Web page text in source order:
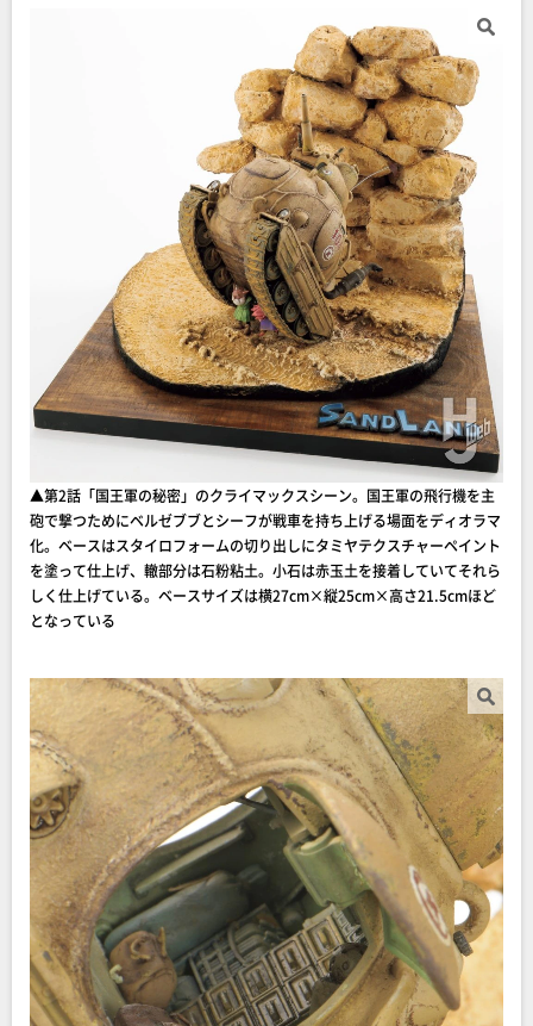
▲第2話「国王軍の秘密」のクライマックスシーン。国王軍の飛行機を主
砲で撃つためにベルゼブブとシーフが戦車を持ち上げる場面をディオラマ
化。ベースはスタイロフォームの切り出しにタミヤテクスチャーペイント
を塗って仕上げ、轍部分は石粉粘土。小石は赤玉土を接着していてそれら
しく仕上げている。ベースサイズは横27cm×縦25cm×高さ21.5cmほど
となっている